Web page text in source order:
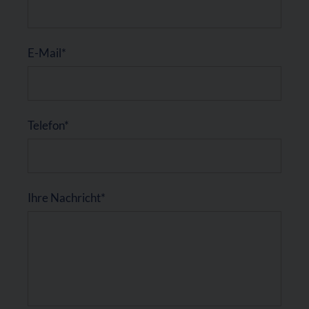
E-Mail*
Telefon*
Ihre Nachricht*